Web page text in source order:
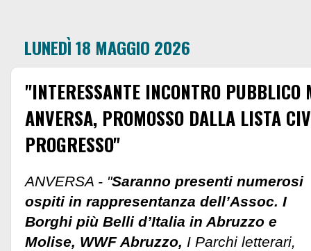
LUNEDÌ 18 MAGGIO 2026
"INTERESSANTE INCONTRO
ANVERSA, PROMOSSO DALLA LISTA
PROGRESSO"
ANVERSA - "Saranno presenti numerosi
ospiti in rappresentanza dell’Assoc. I
Borghi più Belli d’Italia in Abruzzo e
Molise, WWF Abruzzo, I Parchi letterari,